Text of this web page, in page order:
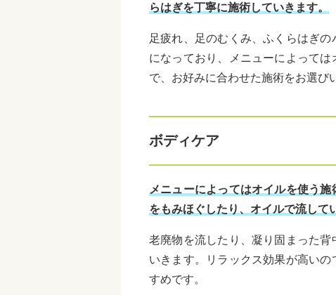
らはぎを丁寧に施術していきます。
足疲れ、足のむくみ、ふくらはぎ
になっており、メニューによって
で、お好みに合わせた施術をお選び
ボディケア
メニューによってはオイルを使う
をもみほぐしたり、オイルで流して
老廃物を流したり、凝り固まった
いきます。リラックス効果が高い
すめです。